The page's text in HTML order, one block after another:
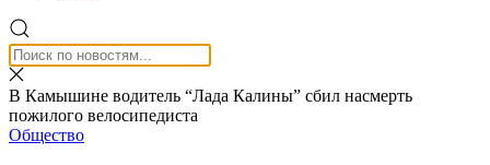
В Камышине водитель “Лада Калины” сбил насмерть
пожилого велосипедиста
Общество